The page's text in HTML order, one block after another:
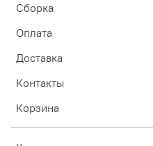
Сборка
Оплата
Доставка
Контакты
Корзина